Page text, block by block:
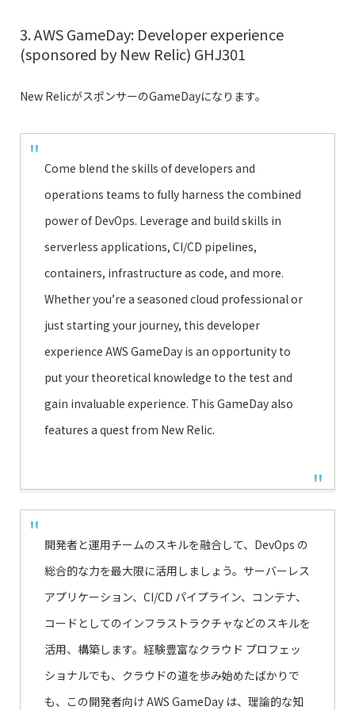
3. AWS GameDay: Developer experience
(sponsored by New Relic) GHJ301
New RelicがスポンサーのGameDayになります。
Come blend the skills of developers and
operations teams to fully harness the combined
power of DevOps. Leverage and build skills in
serverless applications, CI/CD pipelines,
containers, infrastructure as code, and more.
Whether you’re a seasoned cloud professional or
just starting your journey, this developer
experience AWS GameDay is an opportunity to
put your theoretical knowledge to the test and
gain invaluable experience. This GameDay also
features a quest from New Relic.
開発者と運用チームのスキルを融合して、DevOps の
総合的な力を最大限に活用しましょう。サーバーレス
アプリケーション、CI/CD パイプライン、コンテナ、
コードとしてのインフラストラクチャなどのスキルを
活用、構築します。経験豊富なクラウド プロフェッ
ショナルでも、クラウドの道を歩み始めたばかりで
も、この開発者向け AWS GameDay は、理論的な知